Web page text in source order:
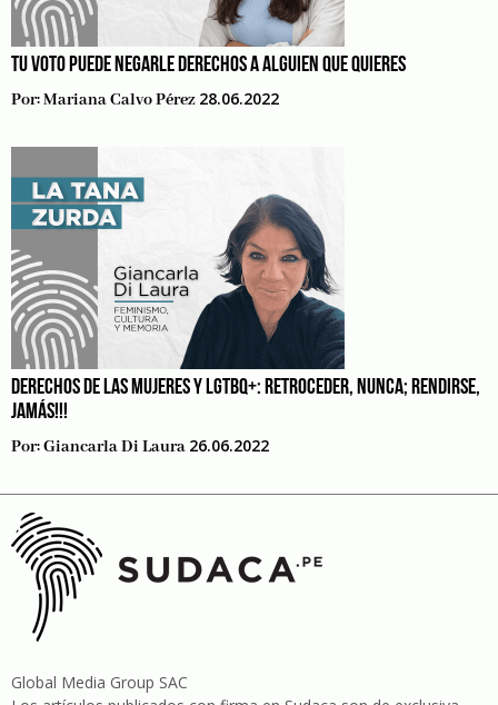
TU VOTO PUEDE NEGARLE DERECHOS A ALGUIEN QUE QUIERES
Por:Mariana Calvo Pérez 28.06.2022
DERECHOS DE LAS MUJERES Y LGTBQ+: RETROCEDER, NUNCA; RENDIRSE,
JAMÁS!!!
Por:Giancarla Di Laura 26.06.2022
Global Media Group SAC